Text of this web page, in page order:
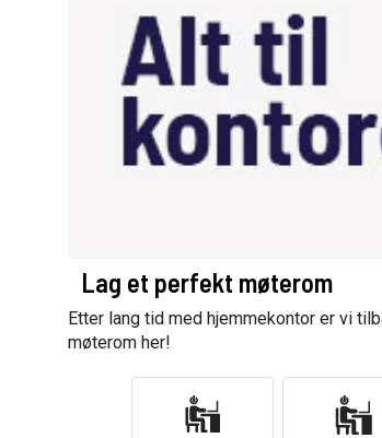
Lag et perfekt møterom
Etter lang tid med hjemmekontor er vi
møterom her!